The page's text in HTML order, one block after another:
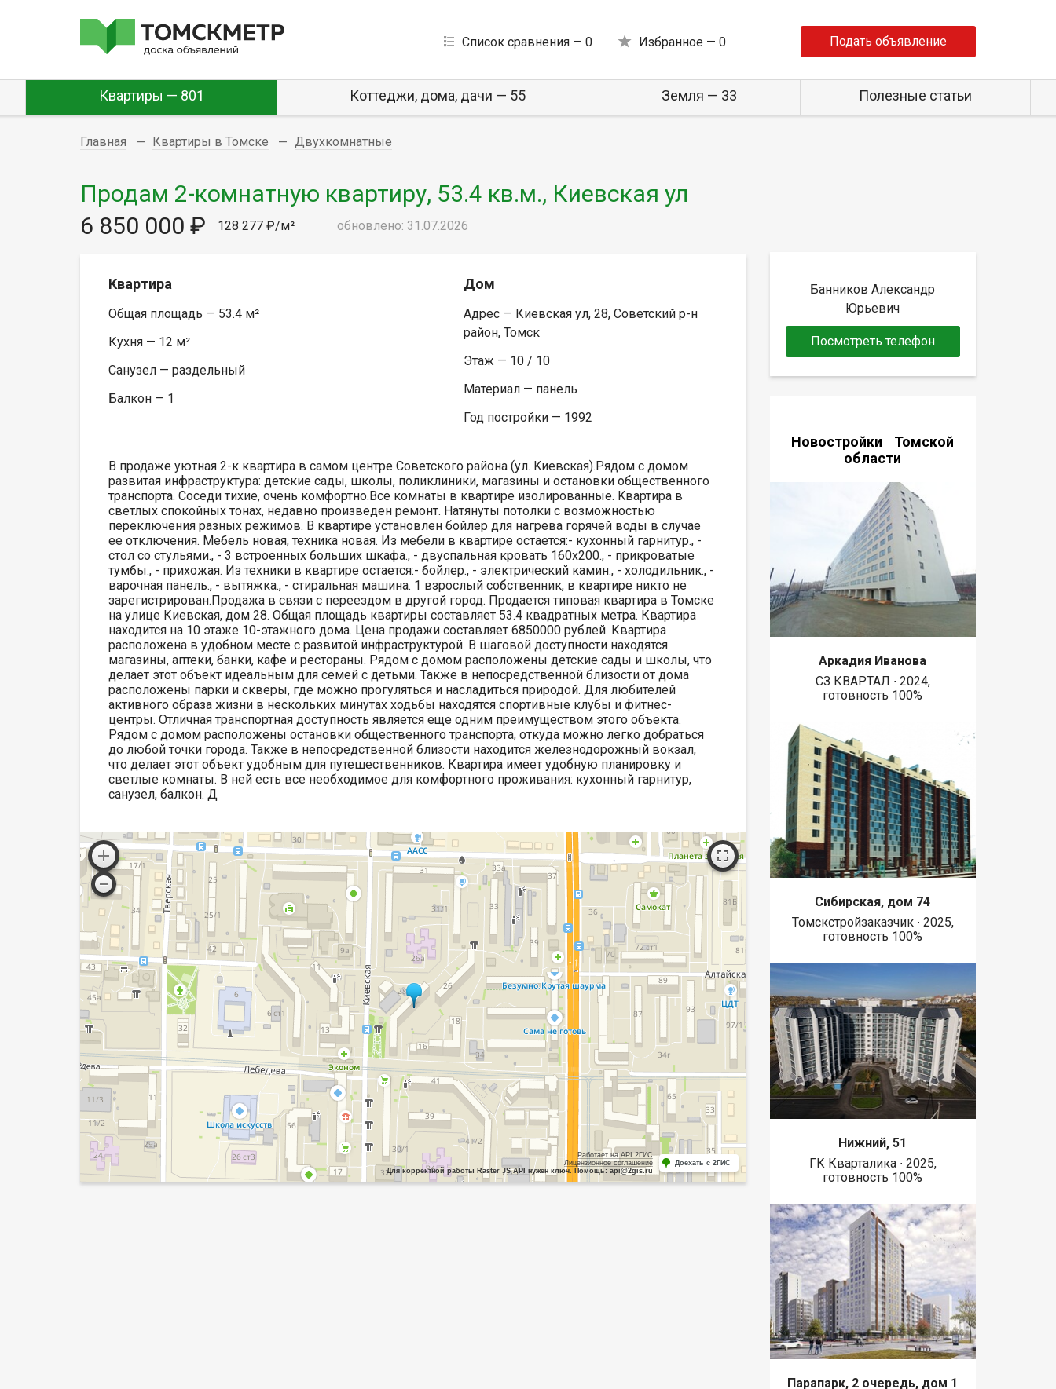
Список сравнения — 0 Избранное — 0 Подать объявление
Квартиры — 801 Коттеджи, дома, дачи — 55 Земля — 33 Полезные статьи
Главная Квартиры в Томске Двухкомнатные
Продам 2-комнатную квартиру, 53.4 кв.м., Киевская ул
6 850 000 ₽
128 277 ₽/м² обновлено: 31.07.2026
Квартира
Общая площадь — 53.4 м²
Кухня — 12 м²
Санузел — раздельный
Балкон — 1
Дом
Адрес — Киевская ул, 28, Советский р-н
район, Томск
Этаж — 10 / 10
Материал — панель
Год постройки — 1992
В продаже уютная 2-к квартира в самом центре Советского района (ул. Kиевская).Рядом с домом
развитая инфраструктура: детские сады, школы, поликлиники, магазины и остановки общественного
транспорта. Соседи тихие, очень комфортно.Bсе комнаты в квартире изолированные. Kвартира в
светлых спокойных тонах, недавно произведен ремонт. Натянуты потолки с возможностью
переключения разных режимов. В квартире установлен бойлер для нагрева горячей воды в случае
ее отключения. Мебель новая, техника новая. Из мебели в квартире остается:- кухонный гарнитур., -
стол со стульями., - 3 встроенных больших шкафа., - двуспальная кровать 160х200., - прикроватые
тумбы., - прихожая. Из техники в квартире остается:- бойлер., - электрический камин., - холодильник., -
варочная панель., - вытяжка., - стиральная машина. 1 взрослый собственник, в квартире никто не
зарегистрирован.Продажа в связи с переездом в другой город. Продается типовая квартира в Томске
на улице Киевская, дом 28. Общая площадь квартиры составляет 53.4 квадратных метра. Квартира
находится на 10 этаже 10-этажного дома. Цена продажи составляет 6850000 рублей. Квартира
расположена в удобном месте с развитой инфраструктурой. В шаговой доступности находятся
магазины, аптеки, банки, кафе и рестораны. Рядом с домом расположены детские сады и школы, что
делает этот объект идеальным для семей с детьми. Также в непосредственной близости от дома
расположены парки и скверы, где можно прогуляться и насладиться природой. Для любителей
активного образа жизни в нескольких минутах ходьбы находятся спортивные клубы и фитнес-
центры. Отличная транспортная доступность является еще одним преимуществом этого объекта.
Рядом с домом расположены остановки общественного транспорта, откуда можно легко добраться
до любой точки города. Также в непосредственной близости находится железнодорожный вокзал,
что делает этот объект удобным для путешественников. Квартира имеет удобную планировку и
светлые комнаты. В ней есть все необходимое для комфортного проживания: кухонный гарнитур,
санузел, балкон. Д
Работает на API 2ГИС
Лицензионное соглашение
Для корректной работы Raster JS API нужен ключ. Помощь: api@2gis.ru
Доехать с 2ГИС
Банников Александр
Юрьевич
Посмотреть телефон
Новостройки Томской
области
Аркадия Иванова
СЗ КВАРТАЛ ∙ 2024,
готовность 100%
Сибирская, дом 74
Томскстройзаказчик ∙ 2025,
готовность 100%
Нижний, 51
ГК Кварталика ∙ 2025,
готовность 100%
Парапарк, 2 очередь, дом 1